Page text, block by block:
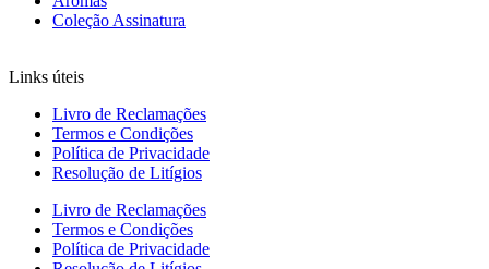
Coleção Assinatura
Links úteis
Livro de Reclamações
Termos e Condições
Política de Privacidade
Resolução de Litígios
Livro de Reclamações
Termos e Condições
Política de Privacidade